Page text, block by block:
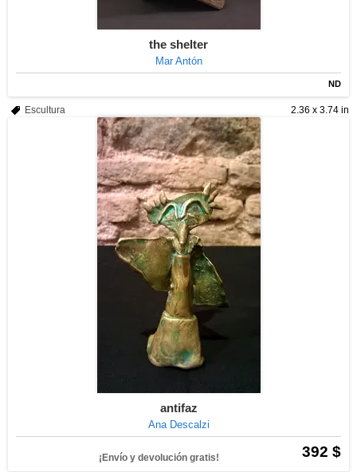
the shelter
Mar Antón
ND
2.36 x 3.74 in
Escultura
antifaz
Ana Descalzi
392 $
¡Envío y devolución gratis!